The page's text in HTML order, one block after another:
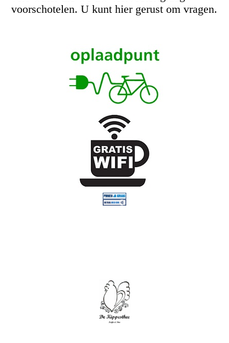
voorschotelen. U kunt hier gerust om vragen.